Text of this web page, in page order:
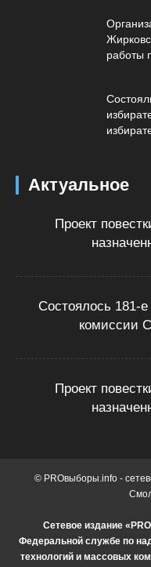
работы
Актуальное
Проект
Состоялось 181-
комиссии
Проект
© PROвыборы.info -
Сетевое издание
Федеральной службе по
технологий и массовых